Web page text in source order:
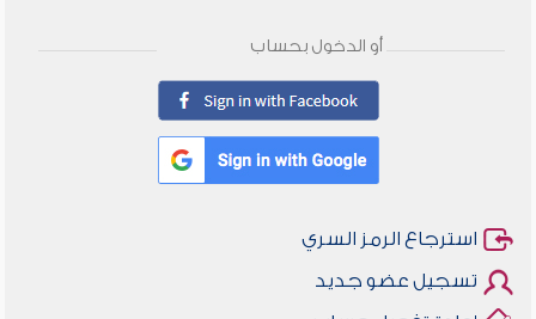
أو الدخول بحساب
استرجاع الرمز السري
تسجيل عضو جديد